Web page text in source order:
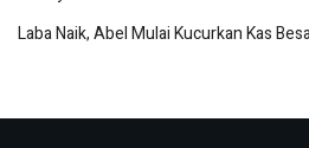
Laba Naik, Abel Mulai Kucurkan Kas